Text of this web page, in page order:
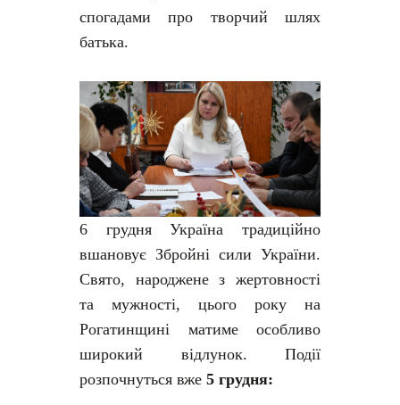
спогадами про творчий шлях
батька.
6 грудня Україна традиційно
вшановує Збройні сили України.
Свято, народжене з жертовності
та мужності, цього року на
Рогатинщині матиме особливо
широкий відлунок. Події
розпочнуться вже 5 грудня: